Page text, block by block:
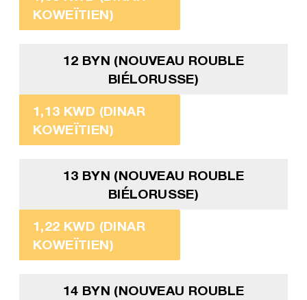
KOWEÏTIEN)
12 BYN (NOUVEAU ROUBLE
BIÉLORUSSE)
1,13 KWD (DINAR
KOWEÏTIEN)
13 BYN (NOUVEAU ROUBLE
BIÉLORUSSE)
1,22 KWD (DINAR
KOWEÏTIEN)
14 BYN (NOUVEAU ROUBLE